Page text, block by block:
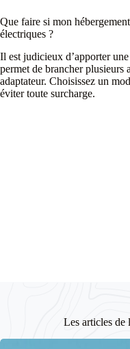
Que faire si mon
électriques ?
Il est judicieux d’apporter
permet de brancher plusieurs
adaptateur. Choisissez un
éviter toute surcharge.
Les articles de